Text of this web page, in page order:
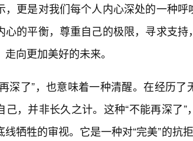
，更是对我们每个人内心深处的一种
心的平衡，尊重自己的极限，寻求支
向更加美好的未来。
深了”，也意味着一种清醒。在经历了
己，并非长久之计。这种“不能再深了
线牺牲的审视。它是一种对“完美”的抗